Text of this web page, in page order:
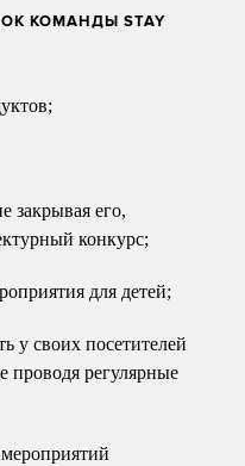
КОМАНДЫ STAY
закрывая его,
конкурс;
для детей;
у своих посетителей
проводя регулярные